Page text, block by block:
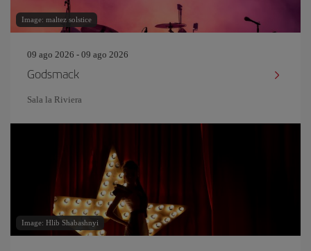
Image: maltez solstice
09 ago 2026 - 09 ago 2026
Godsmack
Sala la Riviera
Image: Hlib Shabashnyi